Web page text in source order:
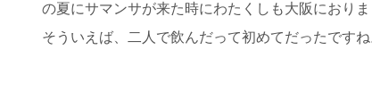
の夏にサマンサが来た時にわたくしも大阪におり
そういえば、二人で飲んだって初めてだったですね